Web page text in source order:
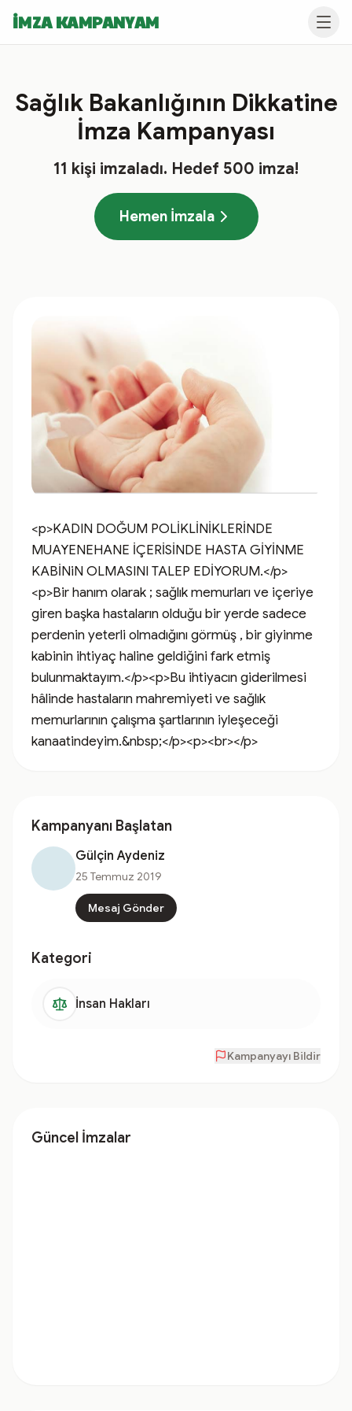
İMZA KAMPANYAM
Sağlık Bakanlığının Dikkatine
İmza Kampanyası
11 kişi imzaladı. Hedef 500 imza!
Hemen İmzala
<p>KADIN DOĞUM POLİKLİNİKLERİNDE
MUAYENEHANE İÇERİSİNDE HASTA GİYİNME
KABİNiN OLMASINI TALEP EDİYORUM.</p>
<p>Bir hanım olarak ; sağlık memurları ve içeriye
giren başka hastaların olduğu bir yerde sadece
perdenin yeterli olmadığını görmüş , bir giyinme
kabinin ihtiyaç haline geldiğini fark etmiş
bulunmaktayım.</p><p>Bu ihtiyacın giderilmesi
hâlinde hastaların mahremiyeti ve sağlık
memurlarının çalışma şartlarının iyleşeceği
kanaatindeyim.&nbsp;</p><p><br></p>
Kampanyanı Başlatan
Gülçin Aydeniz
25 Temmuz 2019
Mesaj Gönder
Kategori
İnsan Hakları
Kampanyayı Bildir
Güncel İmzalar